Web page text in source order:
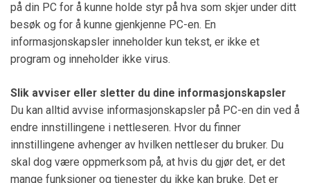
på din PC for å kunne holde styr på hva som skjer under ditt
besøk og for å kunne gjenkjenne PC-en. En
informasjonskapsler inneholder kun tekst, er ikke et
program og inneholder ikke virus.
Slik avviser eller sletter du dine informasjonskapsler
Du kan alltid avvise informasjonskapsler på PC-en din ved å
endre innstillingene i nettleseren. Hvor du finner
innstillingene avhenger av hvilken nettleser du bruker. Du
skal dog være oppmerksom på, at hvis du gjør det, er det
mange funksjoner og tjenester du ikke kan bruke. Det er